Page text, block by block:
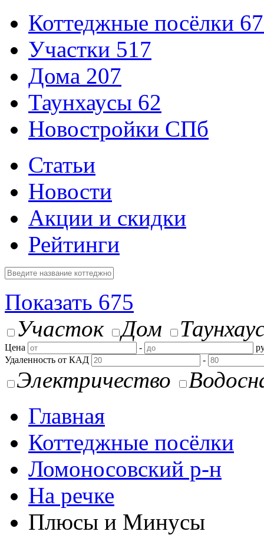
Коттеджные посёлки
Участки 517
Дома 207
Таунхаусы 62
Новостройки СПб
Статьи
Новости
Акции и скидки
Рейтинги
Показать 675
Участок
Дом
Цена -
Удаленность от КАД
-
Электричество
Главная
Коттеджные посёлки
Ломоносовский р-н
На речке
Плюсы и Минусы